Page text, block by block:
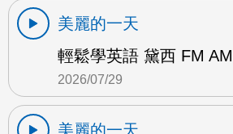
美麗的一天
輕鬆學英語 黛西 FM AM
2026/07/29
美麗的一天